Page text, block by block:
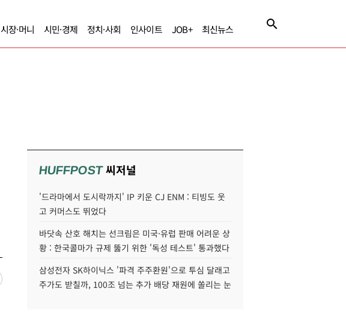
시장·머니 시민·경제 정치·사회 인사이트 JOB+ 최신뉴스
HUFFPOST씨저널
'드라마에서 도시락까지' IP 키운 CJ ENM : 티빙도 웃
고 커머스도 뛰었다
바닷속 산호 해치는 선크림은 미국·유럽 판매 어려운 상
황 : 한국콜마가 규제 뚫기 위한 '독성 테스트' 통과했다
삼성전자 SK하이닉스 '파격 주주환원'으로 투심 달래고
주가도 받칠까, 100조 넘는 추가 배당 재원에 쏠리는 눈